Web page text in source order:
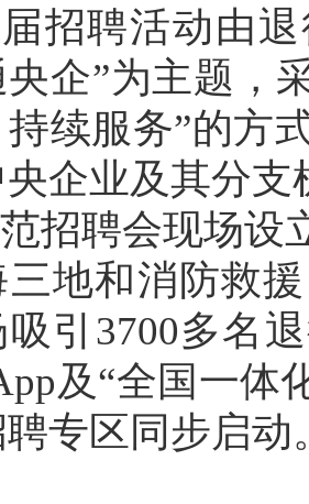
招聘活动由
企”为主题，
续服务”的方
企业及其分
招聘会现场设
三地和消防救
引3700多名
及“全国一体
聘专区同步启动